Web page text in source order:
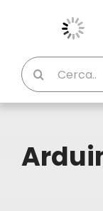
Cerca
per: